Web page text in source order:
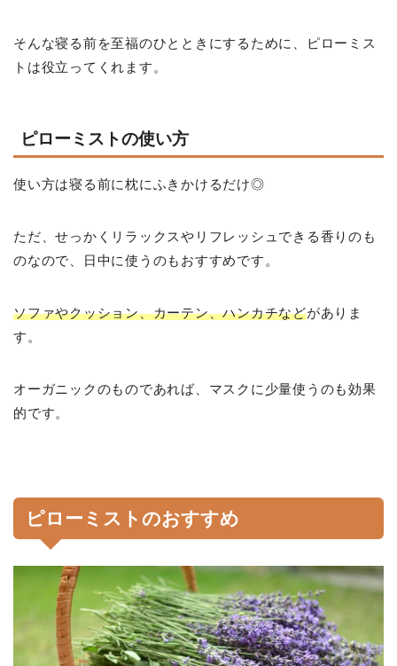
そんな寝る前を至福のひとときにするために、ピローミス
トは役立ってくれます。
ピローミストの使い方
使い方は寝る前に枕にふきかけるだけ◎
ただ、せっかくリラックスやリフレッシュできる香りのも
のなので、日中に使うのもおすすめです。
ソファやクッション、カーテン、ハンカチなどがありま
す。
オーガニックのものであれば、マスクに少量使うのも効果
的です。
ピローミストのおすすめ